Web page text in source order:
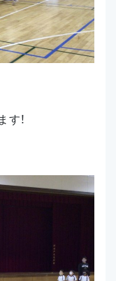
！